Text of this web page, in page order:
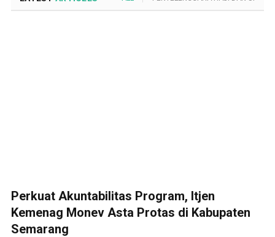
Perkuat Akuntabilitas Program, Itjen
Kemenag Monev Asta Protas di Kabupaten
Semarang